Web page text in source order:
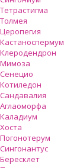
Тетрастигма
Толмея
Церопегия
Кастаноспермум
Клеродендрон
Мимоза
Сенецио
Котиледон
Сандавалия
Аглаоморфа
Каладиум
Хоста
Погонотерум
Сингонантус
Бересклет